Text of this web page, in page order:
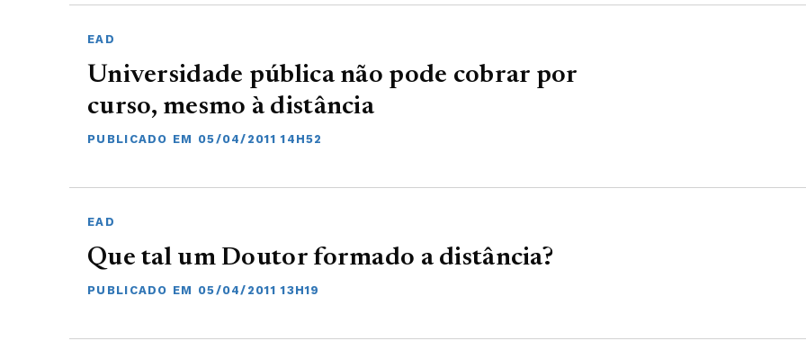
EAD
Universidade pública não pode cobrar por
curso, mesmo à distância
PUBLICADO EM 05/04/2011 14H52
EAD
Que tal um Doutor formado a distância?
PUBLICADO EM 05/04/2011 13H19